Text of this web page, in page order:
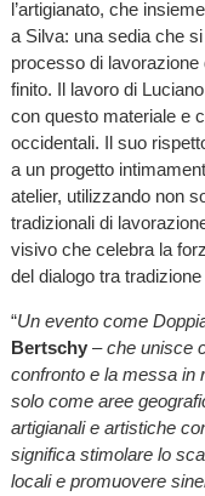
l’artigianato, che
a Silva: una sedia che
processo di lavorazione
finito. Il lavoro di
con questo materiale e
occidentali. Il suo
a un progetto
atelier, utilizzando non
tradizionali di
visivo che celebra la
del dialogo tra
“Un evento come
Bertschy–che unisce
confronto e la messa in
solo come aree
artigianali e artistiche
significa stimolare lo
locali e promuovere